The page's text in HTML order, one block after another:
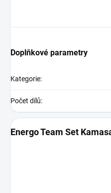
Doplňkové parametry
Kategorie:
Počet dílů:
Energo Team Set